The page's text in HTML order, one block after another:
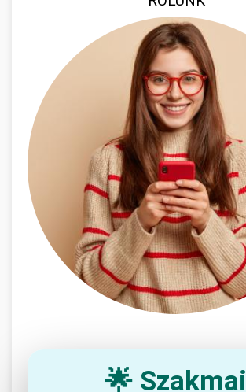
🌟 Szakmai